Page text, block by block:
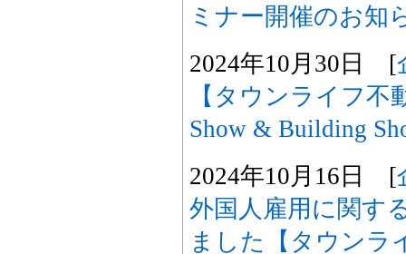
ミナー開催のお知
2024年10月30日 [
【タウンライフ不
Show & Building
2024年10月16日 [
外国人雇用に関す
ました【タウンラ